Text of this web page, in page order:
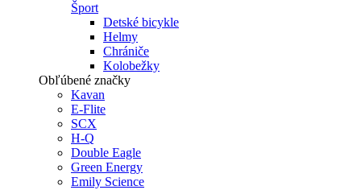
Šport
Detské bicykle
Helmy
Chrániče
Kolobežky
Obľúbené značky
Kavan
E-Flite
SCX
H-Q
Double Eagle
Green Energy
Emily Science